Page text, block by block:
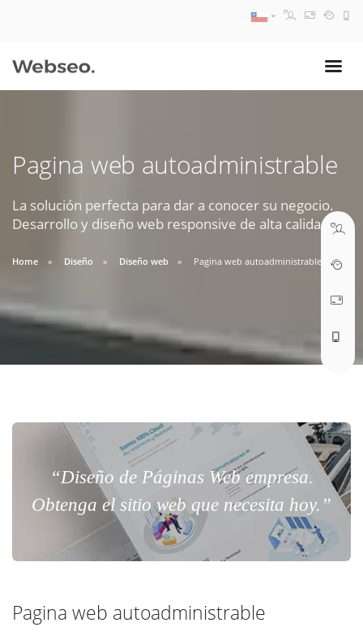
Pagina web autoadministrable
La solución perfecta para dar a conocer su negocio.
Desarrollo y diseño web responsive de alta calidad.
Home Diseño Diseño web Pagina web autoadministrable
“Diseño de Páginas Web empresa.
Obtenga el sitio web que necesita hoy.”
Pagina web autoadministrable
09:30 AM A 18:30 PM
soporte@webseo.cl